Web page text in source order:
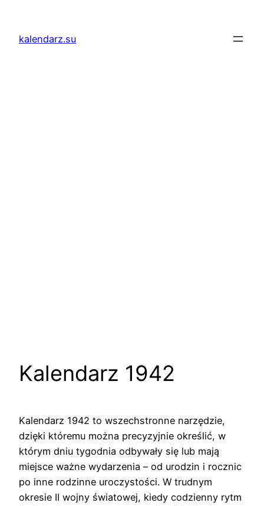
treścikalendarz.su
Kalendarz 1942
Kalendarz 1942 to wszechstronne narzędzie,
dzięki któremu można precyzyjnie określić, w
którym dniu tygodnia odbywały się lub mają
miejsce ważne wydarzenia – od urodzin i rocznic
po inne rodzinne uroczystości. W trudnym
okresie II wojny światowej, kiedy codzienny rytm